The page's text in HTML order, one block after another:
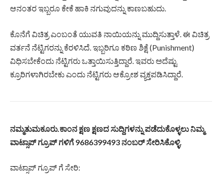
ಆನಂತರ ಇಬ್ಬರೂ ಕೇಕೆ ಹಾಕಿ ನಗುವುದನ್ನು ಕಾಣಬಹುದು.
ಕೊನೆಗೆ ವಿಚಿತ್ರ ಎಂಬಂತೆ ಯುವತಿ ನಾಯಿಯನ್ನು ಮುದ್ದಿಸುತ್ತಾಳೆ. ಈ ವಿಚಿತ್ರ
ವರ್ತನೆ ನೆಟ್ಟಿಗರನ್ನು ಕೆರಳಿಸಿದೆ. ಇಬ್ಬರಿಗೂ ಕಠಿಣ ಶಿಕ್ಷೆ (Punishment)
ವಿಧಿಸಬೇಕೆಂದು ನೆಟ್ಟಿಗರು ಒತ್ತಾಯಿಸುತ್ತಿದ್ದಾರೆ. ಇವರು ಅದೆಷ್ಟು
ಕ್ರೂರಿಗಳಾಗಿರಬೇಕು ಎಂದು ನೆಟ್ಟಿಗರು ಆಕ್ರೋಶ ವ್ಯಕ್ತಪಡಿಸಿದ್ದಾರೆ.
ನಮ್ಮತುಮಕೂರು.ಕಾಂನ ಕ್ಷಣ ಕ್ಷಣದ ಸುದ್ದಿಗಳನ್ನು ಪಡೆದುಕೊಳ್ಳಲು ನಿಮ್ಮ
ವಾಟ್ಸಾಪ್ ಗ್ರೂಪ್ ಗಳಿಗೆ 9686399493 ನಂಬರ್ ಸೇರಿಸಿಕೊಳ್ಳಿ.
ವಾಟ್ಸಾಪ್ ಗ್ರೂಪ್ ಗೆ ಸೇರಿ: